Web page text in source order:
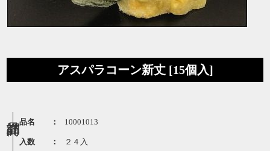
アスパラコーン新丈 [15個入]
品名 ： 10001013
入数 ： ２４入